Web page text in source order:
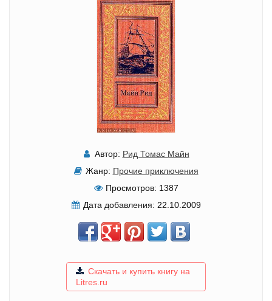
Автор: Рид Томас Майн
Жанр: Прочие приключения
Просмотров: 1387
Дата добавления: 22.10.2009
Скачать и купить книгу на
Litres.ru